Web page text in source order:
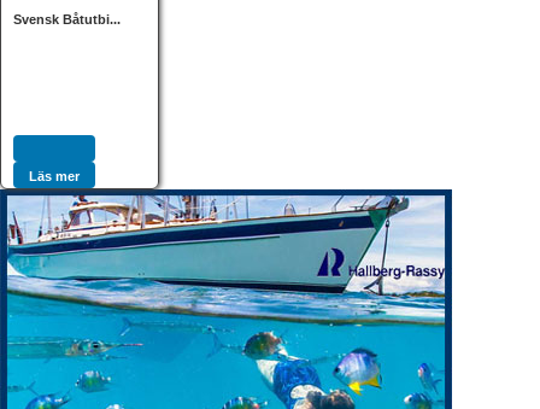
Svensk Båtutbi...
Läs mer